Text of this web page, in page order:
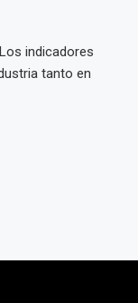
indicadores
tanto en